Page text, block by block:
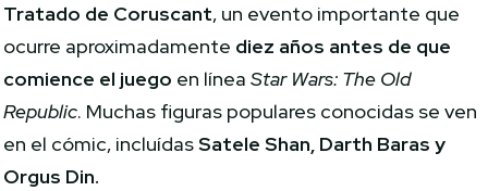
Tratado de Coruscant, un evento importante que
ocurre aproximadamente diez años antes de que
comience el juego en líneaStar Wars: The Old
Republic. Muchas figuras populares conocidas se ven
en el cómic, incluídasSatele Shan, Darth Baras y
Orgus Din.